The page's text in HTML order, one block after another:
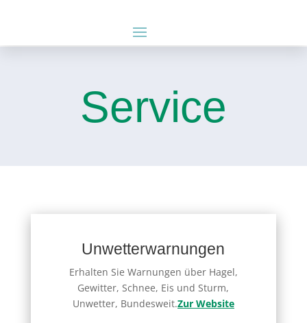
Service
Unwetterwarnungen
Erhalten Sie Warnungen über Hagel,
Gewitter, Schnee, Eis und Sturm,
Unwetter, Bundesweit.Zur Website